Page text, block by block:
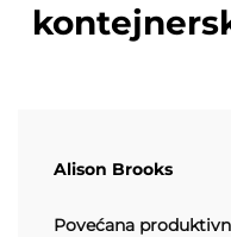
Alison Brooks
Povećana